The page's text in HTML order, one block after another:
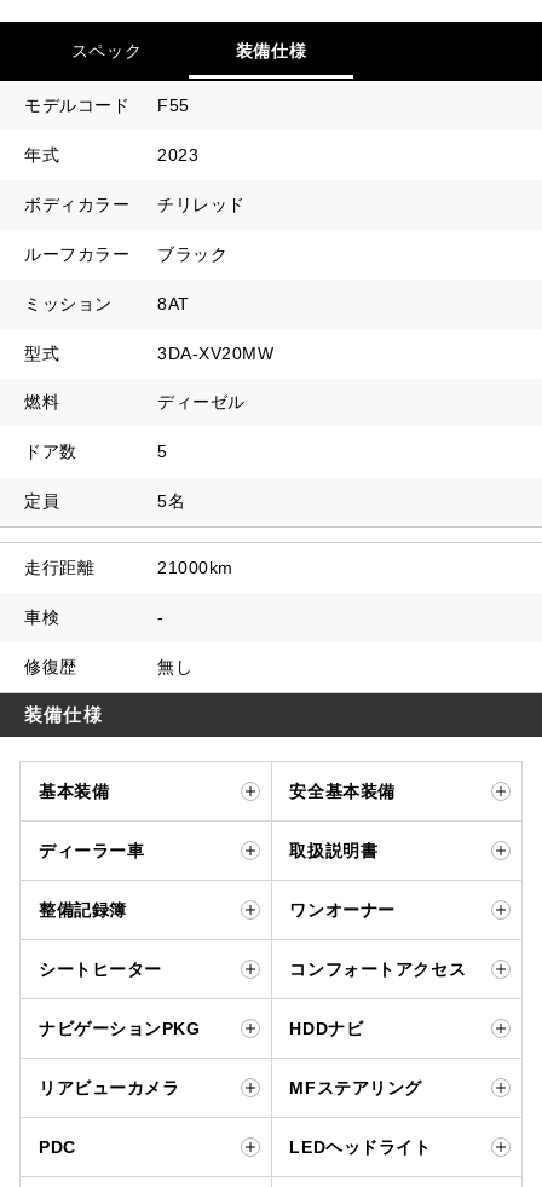
スペック 装備仕様
モデルコード F55
年式 2023
ボディカラー チリレッド
ルーフカラー ブラック
ミッション 8AT
型式 3DA-XV20MW
燃料 ディーゼル
ドア数 5
定員 5名
走行距離 21000km
車検 -
修復歴 無し
装備仕様
基本装備 安全基本装備
ディーラー車 取扱説明書
整備記録簿 ワンオーナー
シートヒーター コンフォートアクセス
ナビゲーションPKG HDDナビ
リアビューカメラ MFステアリング
PDC LEDヘッドライト